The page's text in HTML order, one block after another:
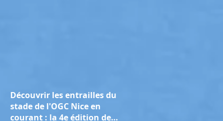
Découvrir les entrailles du
stade de l'OGC Nice en
courant : la 4e édition de